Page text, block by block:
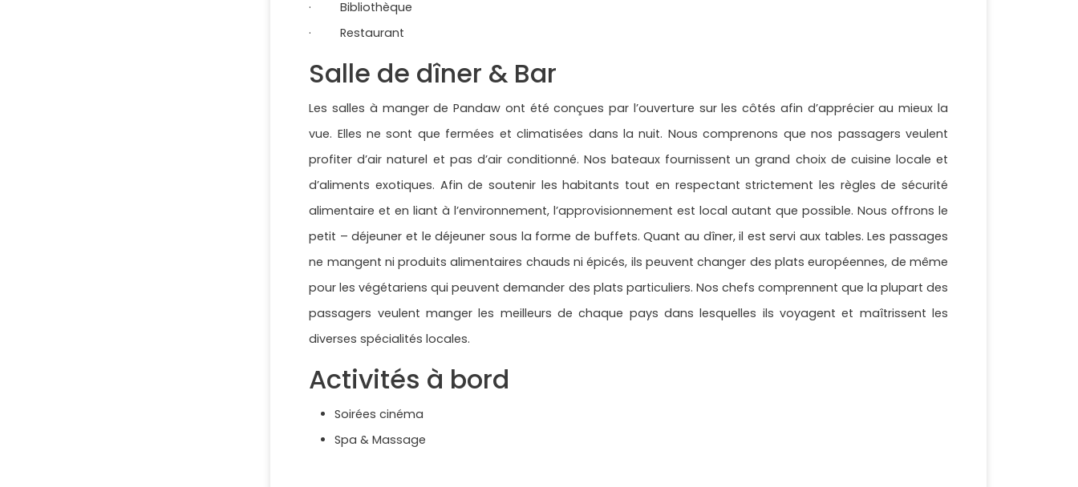
· Bibliothèque
· Restaurant
Salle de dîner & Bar
Les salles à manger de Pandaw ont été conçues par l’ouverture sur les côtés afin d’apprécier au mieux la
vue. Elles ne sont que fermées et climatisées dans la nuit. Nous comprenons que nos passagers veulent
profiter d’air naturel et pas d’air conditionné. Nos bateaux fournissent un grand choix de cuisine locale et
d’aliments exotiques. Afin de soutenir les habitants tout en respectant strictement les règles de sécurité
alimentaire et en liant à l’environnement, l’approvisionnement est local autant que possible. Nous offrons le
petit – déjeuner et le déjeuner sous la forme de buffets. Quant au dîner, il est servi aux tables. Les passages
ne mangent ni produits alimentaires chauds ni épicés, ils peuvent changer des plats européennes, de même
pour les végétariens qui peuvent demander des plats particuliers. Nos chefs comprennent que la plupart des
passagers veulent manger les meilleurs de chaque pays dans lesquelles ils voyagent et maîtrissent les
diverses spécialités locales.​
Activités à bord
Soirées cinéma
Spa & Massage